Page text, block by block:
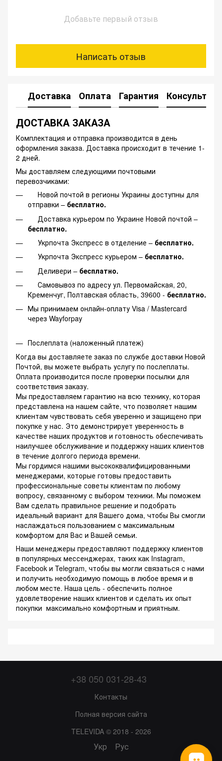
Добавьте первый отзыв
Написать отзыв
Доставка Оплата Гарантия
ДОСТАВКА ЗАКАЗА
Комплектация и отправка производится в день
оформления заказа. Доставка происходит в течение 1-
2 дней.
Мы доставляем следующими почтовыми
перевозчиками:
Новой почтой в регионы Украины доступны для
отправки – бесплатно.
Доставка курьером по Украине Новой почтой –
бесплатно.
Укрпочта Экспресс в отделение – бесплатно.
Укрпочта Экспресс курьером – бесплатно.
Деливери – бесплатно.
Самовывоз по адресу ул. Первомайская, 20,
Кременчуг, Полтавская область, 39600 - бесплатно.
Мы принимаем онлайн-оплату Visa / Mastercard
через Wayforpay
Послеплата (наложенный платеж)
Когда вы доставляете заказ по службе доставки Новой
Почтой, вы можете выбрать услугу по послеплаты.
Оплата производится после проверки посылки для
соответствия заказу.
Мы предоставляем гарантию на всю технику, которая
представлена на нашем сайте, что позволяет нашим
клиентам чувствовать себя уверенно и защищено при
покупке у нас. Это демонстрирует уверенность в
качестве наших продуктов и готовность обеспечивать
наилучшее обслуживание и поддержку наших клиентов
в течение долгого периода времени.
Мы гордимся нашими высококвалифицированными
менеджерами, которые готовы предоставить
профессиональные советы клиентам по любому
вопросу, связанному с выбором техники. Мы поможем
Вам сделать правильное решение и подобрать
идеальный вариант для Вашего дома, чтобы Вы смогли
наслаждаться пользованием с максимальным
комфортом для Вас и Вашей семьи.
Наши менеджеры предоставляют поддержку клиентов
в популярных мессенджерах, таких как Instagram,
Facebook и Telegram, чтобы вы могли связаться с нами
и получить необходимую помощь в любое время и в
любом месте. Наша цель - обеспечить полное
удовлетворение наших клиентов и сделать их опыт
покупки максимально комфортным и приятным.
+38 050 031-28-43
Контакты
Полная версия сайта
TELEVIDA © 2018 - 2026
Укр Рус